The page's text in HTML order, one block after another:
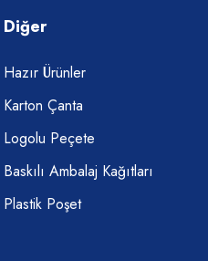
Diğer
Hazır Ürünler
Karton Çanta
Logolu Peçete
Baskılı Ambalaj Kağıtları
Plastik Poşet